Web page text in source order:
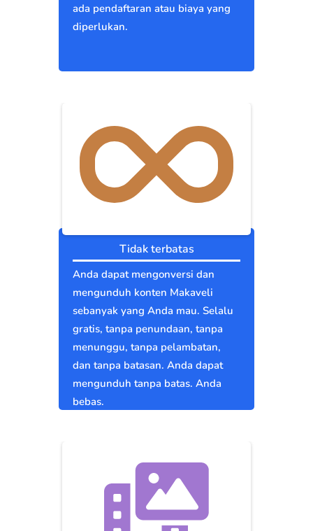
ada pendaftaran atau biaya yang
diperlukan.
Tidak terbatas
Anda dapat mengonversi dan
mengunduh konten Makaveli
sebanyak yang Anda mau. Selalu
gratis, tanpa penundaan, tanpa
menunggu, tanpa pelambatan,
dan tanpa batasan. Anda dapat
mengunduh tanpa batas. Anda
bebas.